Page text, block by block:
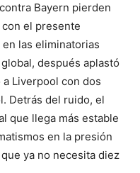
Bayern pierden
el presente
las eliminatorias
después aplastó
Liverpool con dos
Detrás del ruido, el
que llega más estable
en la presión
ya no necesita diez